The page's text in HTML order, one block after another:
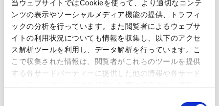
当ウェブサイトではCookieを使って、より適切なコンテ
ンツの表示やソーシャルメディア機能の提供、トラフィ
ックの分析を行っています。また閲覧者によるウェブサ
イトの利用状況についても情報を収集し、以下のアクセ
ス解析ツールを利用し、データ解析を行っています。こ
こで収集された情報は、閲覧者がこれらのツールを提供
する各サードパーティーに提供した他の情報や各サード
【訴訟/仲裁/ADR】国際調停に関する最近の動
向・実務について
2023.01.31